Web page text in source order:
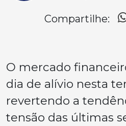
Compartilhe:
O mercado
dia de alívio nesta
revertendo a
tensão das últimas